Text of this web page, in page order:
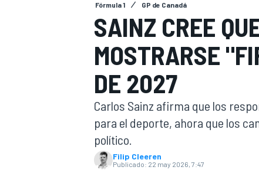
Fórmula 1 GP de Canadá
SAINZ CREE
MOSTRARSE
DE 2027
Carlos Sainz afirma que los
para el deporte, ahora que los
político.
Filip Cleeren
Publicado: 22 may 2026, 7:47